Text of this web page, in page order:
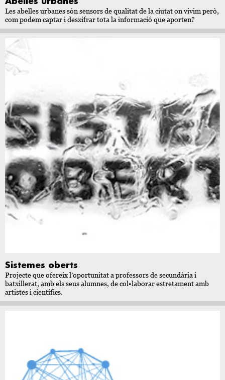
Les abelles urbanes són sensors de qualitat de la ciutat on vivim però,
com podem captar i desxifrar tota la informació que aporten?
Sistemes oberts
Projecte que ofereix l’oportunitat a professors de secundària i
batxillerat, amb els seus alumnes, de col•laborar estretament amb
artistes i científics.